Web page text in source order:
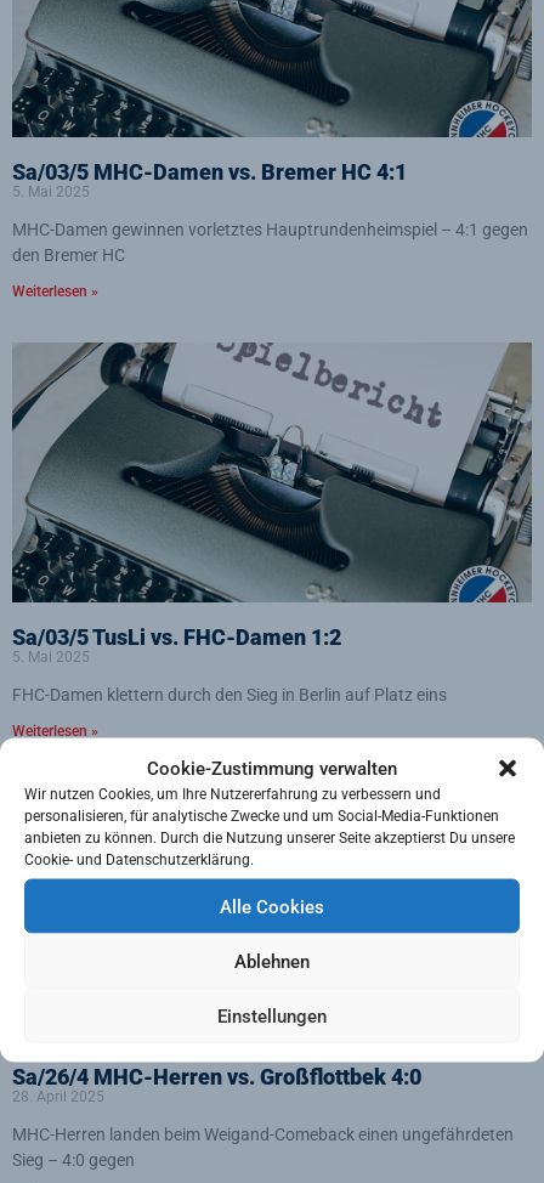
Cookie-Zustimmung verwalten
Wir nutzen Cookies, um Ihre Nutzererfahrung zu verbessern und
personalisieren, für analytische Zwecke und um Social-Media-Funktionen
anbieten zu können. Durch die Nutzung unserer Seite akzeptierst Du unsere
Cookie- und Datenschutzerklärung.
Alle Cookies
Ablehnen
Einstellungen
Sa/03/5 MHC-Damen vs. Bremer HC 4:1
5. Mai 2025
MHC-Damen gewinnen vorletztes Hauptrundenheimspiel – 4:1 gegen
den Bremer HC
Weiterlesen »
Sa/03/5 TusLi vs. FHC-Damen 1:2
5. Mai 2025
FHC-Damen klettern durch den Sieg in Berlin auf Platz eins
Weiterlesen »
Sa/26/4 MHC-Herren vs. Großflottbek 4:0
28. April 2025
MHC-Herren landen beim Weigand-Comeback einen ungefährdeten
Sieg – 4:0 gegen